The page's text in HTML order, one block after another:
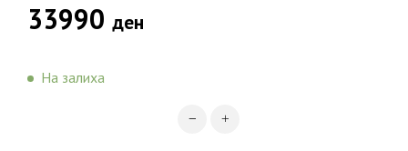
33990 ден
На залиха